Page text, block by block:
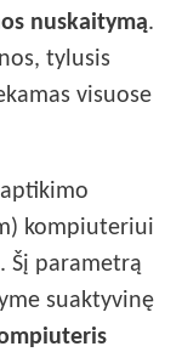
nuskaitymą.
tylusis
visuose
kompiuteriui
Šį parametrą
suaktyvinę